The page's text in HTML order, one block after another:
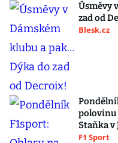
Úsměvy
zad od
Blesk.cz
polovinu
Staňka v
F1 Sport